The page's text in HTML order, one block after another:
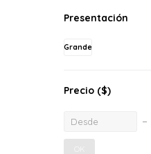
Presentación
Grande
Precio ($)